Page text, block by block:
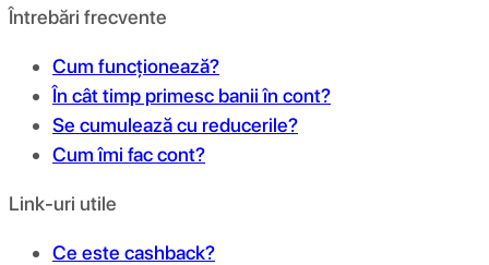
Întrebări frecvente
Cum funcționează?
În cât timp primesc banii în cont?
Se cumulează cu reducerile?
Cum îmi fac cont?
Link-uri utile
Ce este cashback?